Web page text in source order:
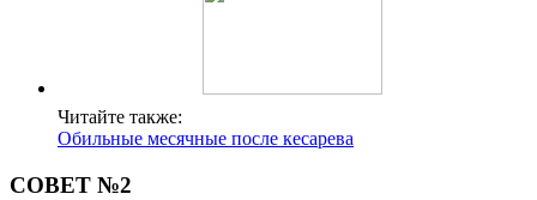
Читайте также:
Обильные месячные после кесарева
СОВЕТ №2